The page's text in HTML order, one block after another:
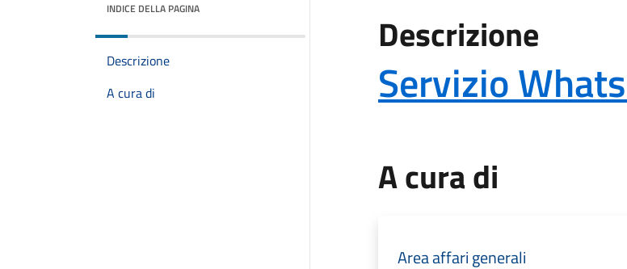
INDICE DELLA PAGINA
Descrizione
A cura di
Descrizione
Servizio
A cura di
Area affari generali